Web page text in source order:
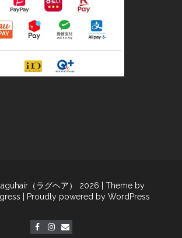
（ラグヘア） 2026
| Theme by
| Proudly powered by WordPress